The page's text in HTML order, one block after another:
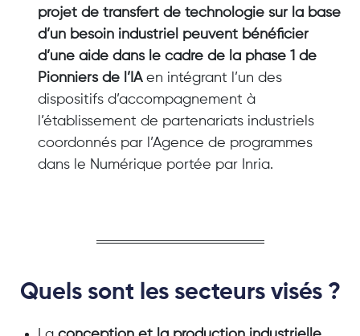
projet de transfert de technologie sur la base
d’un besoin industriel peuvent bénéficier
d’une aide dans le cadre de la phase 1 de
Pionniers de l’IAen intégrant l’un des
dispositifs d’accompagnement à
l’établissement de partenariats industriels
coordonnés par l’Agence de programmes
dans le Numérique portée par Inria.
Quels sont les secteurs visés ?